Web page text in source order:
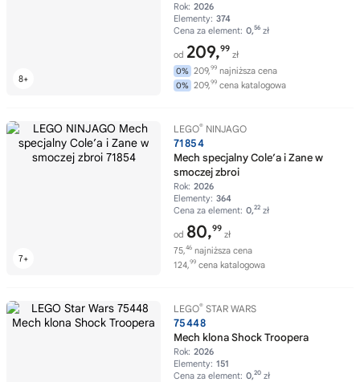
Rok: 2026
Elementy: 374
Cena za element: 0,56 zł
od 209,99
zł
0% 209,99 najniższa cena
0% 209,99 cena katalogowa
LEGO® NINJAGO
71854
Mech specjalny Cole’a i Zane w
smoczej zbroi
Rok: 2026
Elementy: 364
Cena za element: 0,22 zł
od 80,99
zł
75,46 najniższa cena
124,99 cena katalogowa
LEGO® STAR WARS
75448
Mech klona Shock Troopera
Rok: 2026
Elementy: 151
Cena za element: 0,20 zł